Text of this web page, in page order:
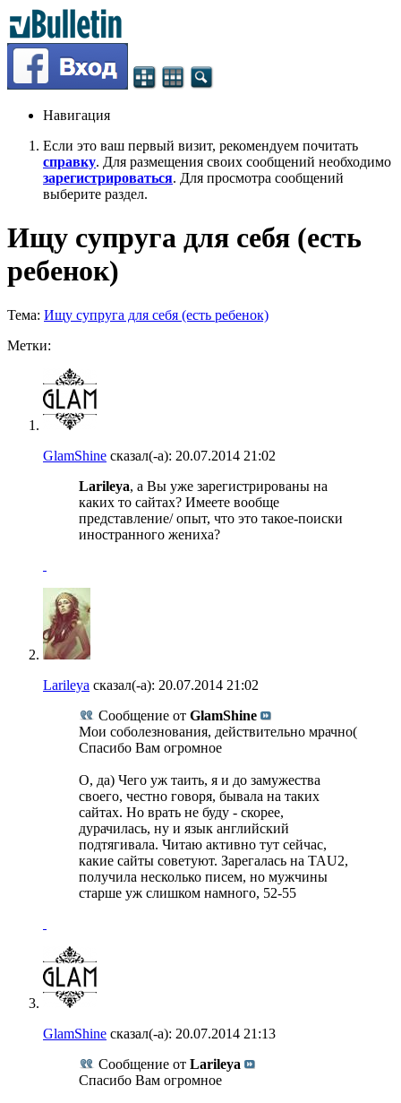
Навигация
Если это ваш первый визит, рекомендуем почитать
справку. Для размещения своих сообщений необходимо
зарегистрироваться. Для просмотра сообщений
выберите раздел.
Ищу супруга для себя (есть
ребенок)
Тема: Ищу супруга для себя (есть ребенок)
Метки:
GlamShine сказал(-а): 20.07.2014 21:02
Larileya, а Вы уже зарегистрированы на
каких то сайтах? Имеете вообще
представление/ опыт, что это такое-поиски
иностранного жениха?
Larileya сказал(-а): 20.07.2014 21:02
Сообщение от GlamShine
Мои соболезнования, действительно мрачно(
Спасибо Вам огромное
О, да) Чего уж таить, я и до замужества
своего, честно говоря, бывала на таких
сайтах. Но врать не буду - скорее,
дурачилась, ну и язык английский
подтягивала. Читаю активно тут сейчас,
какие сайты советуют. Зарегалась на TAU2,
получила несколько писем, но мужчины
старше уж слишком намного, 52-55
GlamShine сказал(-а): 20.07.2014 21:13
Сообщение от Larileya
Спасибо Вам огромное